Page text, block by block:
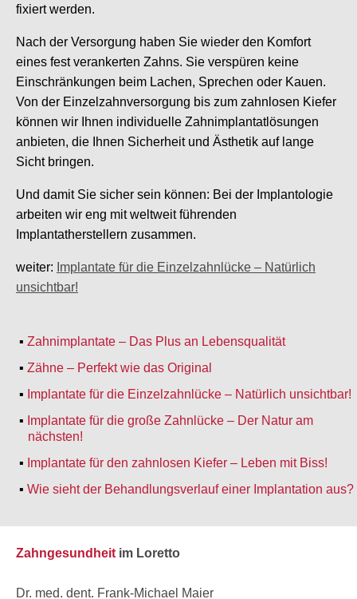
fixiert werden.
Nach der Versorgung haben Sie wieder den Komfort
eines fest verankerten Zahns. Sie verspüren keine
Einschränkungen beim Lachen, Sprechen oder Kauen.
Von der Einzelzahnversorgung bis zum zahnlosen Kiefer
können wir Ihnen individuelle Zahnimplantatlösungen
anbieten, die Ihnen Sicherheit und Ästhetik auf lange
Sicht bringen.
Und damit Sie sicher sein können: Bei der Implantologie
arbeiten wir eng mit weltweit führenden
Implantatherstellern zusammen.
weiter: Implantate für die Einzelzahnlücke – Natürlich
unsichtbar!
Zahnimplantate – Das Plus an Lebensqualität
Zähne – Perfekt wie das Original
Implantate für die Einzelzahnlücke – Natürlich unsichtbar!
Implantate für die große Zahnlücke – Der Natur am
nächsten!
Implantate für den zahnlosen Kiefer – Leben mit Biss!
Wie sieht der Behandlungsverlauf einer Implantation aus?
Zahngesundheit im Loretto
Dr. med. dent. Frank-Michael Maier